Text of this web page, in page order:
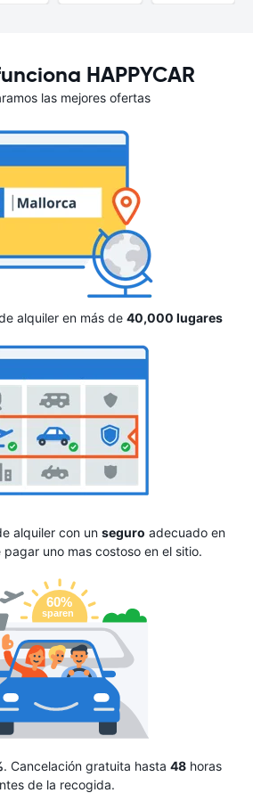
HAPPYCAR
las mejores ofertas
alquiler en más de 40,000 lugares
alquiler con un seguro adecuado en
pagar uno mas costoso en el sitio.
. Cancelación gratuita hasta 48 horas
de la recogida.